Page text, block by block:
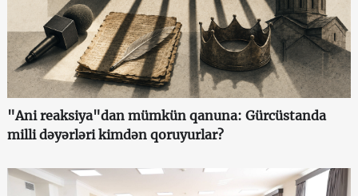
"Ani reaksiya"dan mümkün qanuna: Gürcüstanda
milli dəyərləri kimdən qoruyurlar?